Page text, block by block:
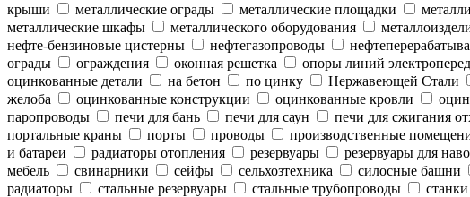
крыши
металлические ограды металлические площадки
металлические шкафы
металлического оборудования
нефте-бензиновые цистерны
нефтегазопроводы
ограды
ограждения оконная решетка опоры линий
оцинкованные детали
на бетон по цинку Нержавеющей Стали
желоба
оцинкованные конструкции оцинкованные кровли
паропроводы
печи для бань печи для саун печи для сжигания
портальные краны
порты проводы производственные
и батареи
радиаторы отопления резервуары резервуары для
мебель
свинарники сейфы сельхозтехника силосные башни
радиаторы
стальные резервуары стальные трубопроводы станки